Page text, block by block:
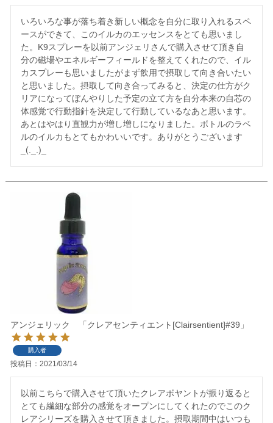
いろいろな事が落ち着き新しい概念を自分に取り入れるスペ
ースができて、このイルカのエッセンスをとても思いまし
た。K9スプレーを以前アンジェリさんで購入させて頂き自
分の磁場やエネルギーフィールドを整えてくれたので、イル
カスプレーも思いましたがまず飲用で摂取して向き合いたい
と思いました。摂取して向き合ってみると、決定の仕方がク
リアになってぼんやりした予定の立て方を自分本来の自芯の
体感覚で行動指針を決定して行動しているなあと思います。
あとはやはり直観力が増し増しになりました。ボトルのラベ
ルのイルカもとてもかわいいです。ありがとうございます
アンジェリック 「クレアセンティエント[Clairsentient]#39」
購入者
投稿日 2021/03/14
以前こちらで購入させて頂いたクレアボヤントが振り返ると
とても繊細な部分の感覚をオープンにしてくれたのでこのク
レアシリーズを購入させて頂きました。摂取期間中はいつも